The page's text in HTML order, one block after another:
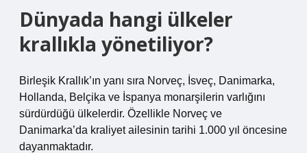
Dünyada hangi ülkeler
krallıkla yönetiliyor?
Birleşik Krallık’ın yanı sıra Norveç, İsveç, Danimarka,
Hollanda, Belçika ve İspanya monarşilerin varlığını
sürdürdüğü ülkelerdir. Özellikle Norveç ve
Danimarka’da kraliyet ailesinin tarihi 1.000 yıl öncesine
dayanmaktadır.